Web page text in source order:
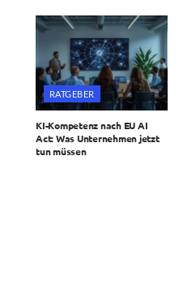
RATGEBER
KI-Kompetenz nach EU AI
Act: Was Unternehmen jetzt
tun müssen